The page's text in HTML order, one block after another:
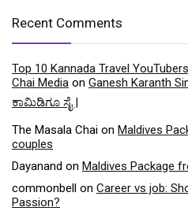
Recent Comments
Top 10 Kannada Travel
Chai Media on Ganesh Karanth
ಕಾಮಿಡಿಗೂ ಸೈ |
The Masala Chai on Maldives
couples
Dayanand on Maldives Package
commonbell
on Career vs job:
Passion?